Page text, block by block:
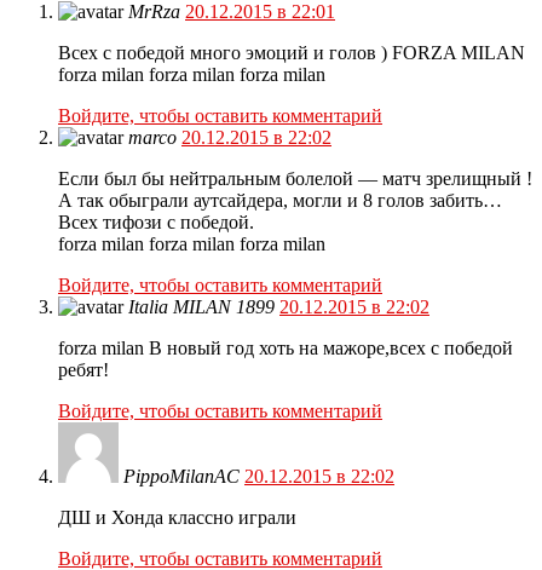
MrRza 20.12.2015 в 22:01
Всех с победой много эмоций и голов ) FORZA MILAN
forza milan forza milan forza milan
Войдите, чтобы оставить комментарий
marco 20.12.2015 в 22:02
Если был бы нейтральным болелой — матч зрелищный !
А так обыграли аутсайдера, могли и 8 голов забить…
Всех тифози с победой.
forza milan forza milan forza milan
Войдите, чтобы оставить комментарий
Italia MILAN 1899 20.12.2015 в 22:02
forza milan В новый год хоть на мажоре,всех с победой
ребят!
Войдите, чтобы оставить комментарий
PippoMilanAC 20.12.2015 в 22:02
ДШ и Хонда классно играли
Войдите, чтобы оставить комментарий